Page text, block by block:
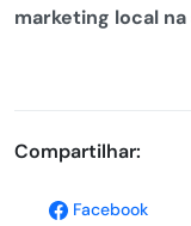
marketing local na
Compartilhar:
Facebook